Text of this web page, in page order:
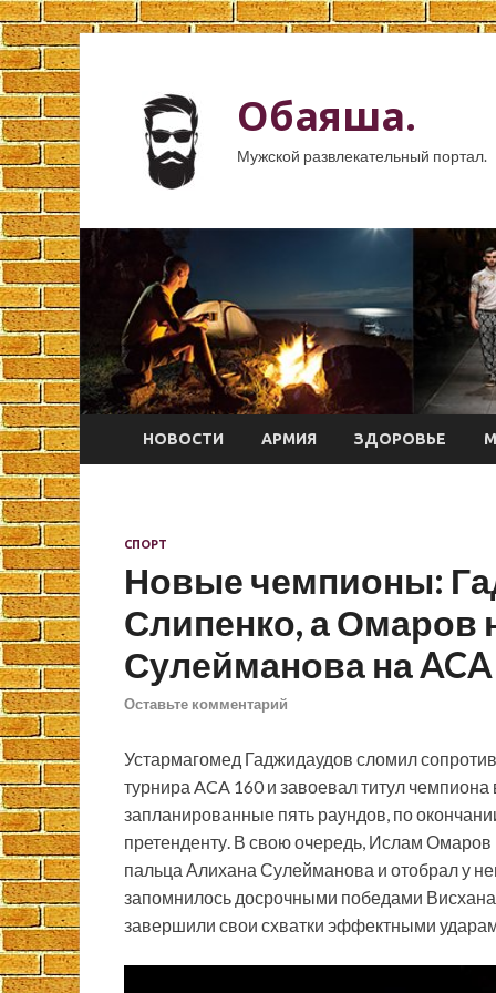
Обаяша.
Мужской развлекательный портал.
НОВОСТИ АРМИЯ ЗДОРОВЬЕ
СПОРТ
Новые чемпионы:
Слипенко, а Омаров
Сулейманова на
Оставьте комментарий
Устармагомед Гаджидаудов сломил
турнира ACA 160 и завоевал титул
запланированные пять раундов, по
претенденту. В свою очередь, Ислам
пальца Алихана Сулейманова и отобрал у
запомнилось досрочными победами
завершили свои схватки эффектными